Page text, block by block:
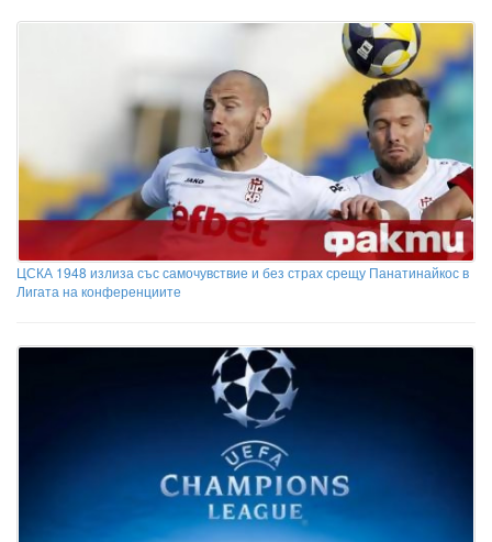
ЦСКА 1948 излиза със самочувствие и без страх срещу Панатинайкос в
Лигата на конференциите